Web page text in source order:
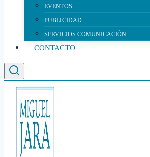
EVENTOS
PUBLICIDAD
SERVICIOS COMUNICACIÓN
CONTACTO